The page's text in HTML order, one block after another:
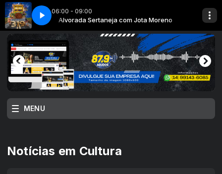
06:00 - 09:00
Alvorada Sertaneja com Jota Moreno
ALVORADA 2026
MENU
Notícias em Cultura